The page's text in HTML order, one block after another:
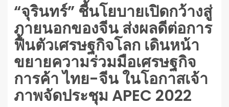
“จุรินทร์” ชี้นโยบายเปิดกว้างสู่
ภายนอกของจีน ส่งผลดีต่อการ
ฟื้นตัวเศรษฐกิจโลก เดินหน้า
ขยายความร่วมมือเศรษฐกิจ
การค้า ไทย-จีน ในโอกาสเจ้า
ภาพจัดประชุม APEC 2022